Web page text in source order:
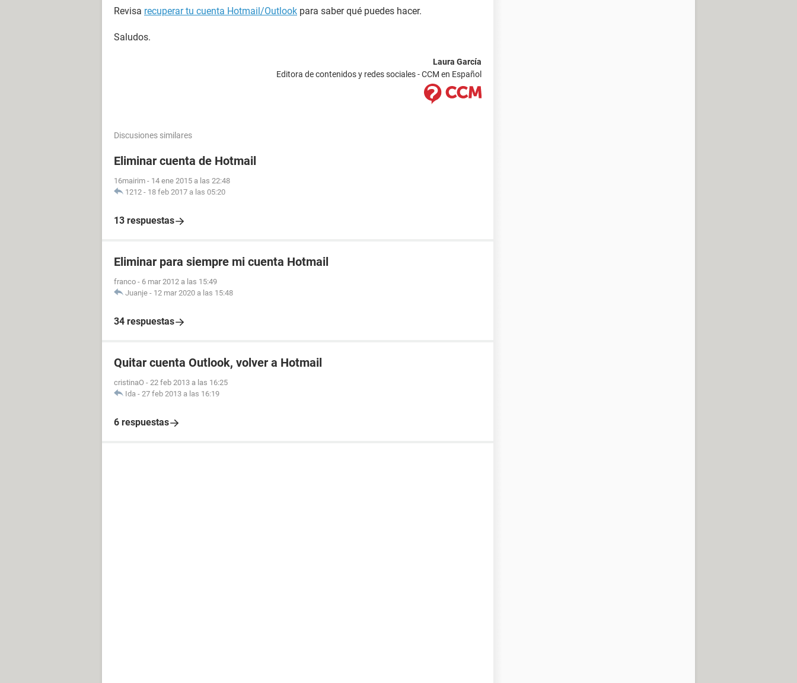
Revisa recuperar tu cuenta Hotmail/Outlook para saber qué puedes hacer.
Saludos.
Laura García
Editora de contenidos y redes sociales - CCM en Español
Discusiones similares
Eliminar cuenta de Hotmail
16mairim - 14 ene 2015 a las 22:48
1212 - 18 feb 2017 a las 05:20
13 respuestas
Eliminar para siempre mi cuenta Hotmail
franco - 6 mar 2012 a las 15:49
Juanje - 12 mar 2020 a las 15:48
34 respuestas
Quitar cuenta Outlook, volver a Hotmail
cristinaO - 22 feb 2013 a las 16:25
Ida - 27 feb 2013 a las 16:19
6 respuestas